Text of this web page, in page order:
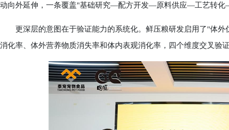
动向外延伸，一条覆盖"基础研究—配方开发—原料供应—工艺转化
更深层的意图在于验证能力的系统化。鲜压粮研发启用了"体外
消化率、体外营养物质消失率和体内表观消化率，四个维度交叉验